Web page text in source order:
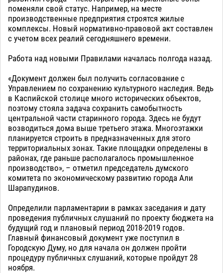
поменяли свой статус. Например, на месте
производственные предприятия строятся жилые
комплексы. Новый нормативно-правовой акт составлен
с учетом всех реалий сегодняшнего времени.
Работа над новыми Правилами началась полгода назад.
«Документ должен был получить согласование с
Управлением по сохранению культурного наследия. Ведь
в Каспийской столице много исторических объектов,
поэтому стояла задача сохранить самобытность
центральной части старинного города. Здесь не будут
возводиться дома выше третьего этажа. Многоэтажки
планируется строить в предназначенных для этого
территориальных зонах. Такие площадки определены в
районах, где раньше располагалось промышленное
производство», – отметил председатель думского
комитета по экономическому развитию города Али
Шарапудинов.
Определили парламентарии в рамках заседания и дату
проведения публичных слушаний по проекту бюджета на
будущий год и плановый период 2018-2019 годов.
Главный финансовый документ уже поступил в
Городскую Думу, но для начала он должен пройти
процедуру публичных слушаний, которые пройдут 28
ноября.